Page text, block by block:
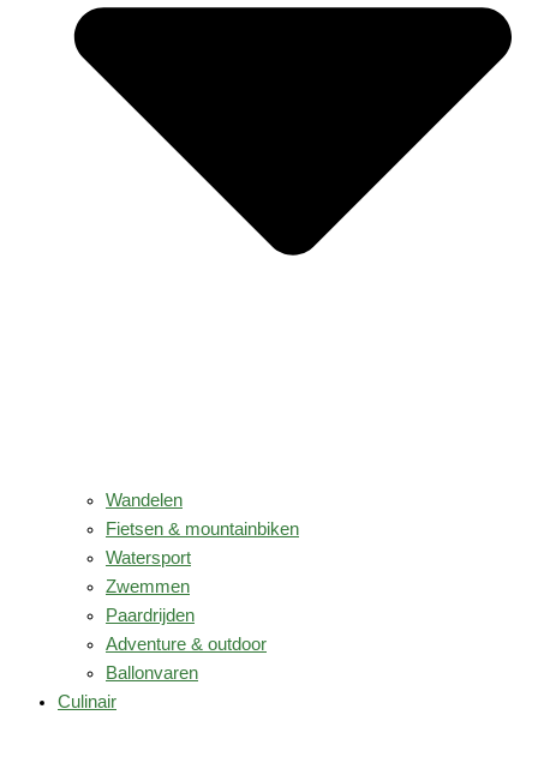
Wandelen
Fietsen & mountainbiken
Watersport
Zwemmen
Paardrijden
Adventure & outdoor
Ballonvaren
Culinair